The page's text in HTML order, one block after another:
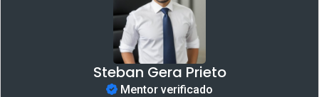
Steban Gera Prieto
Mentor verificado